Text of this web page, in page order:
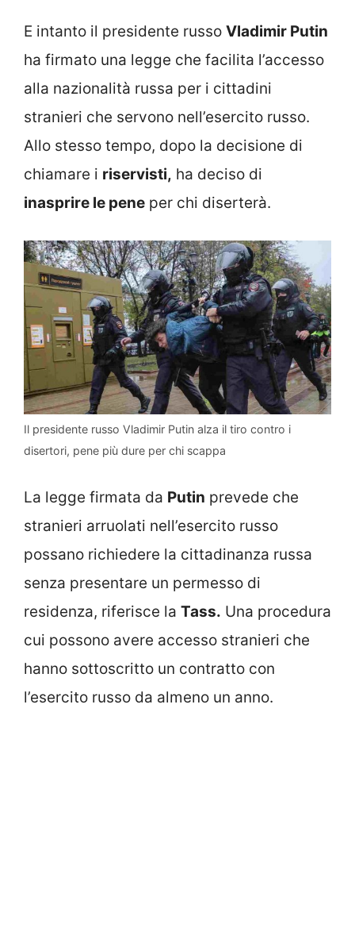
E intanto il presidente russo Vladimir Putin
ha firmato una legge che facilita l’accesso
alla nazionalità russa per i cittadini
stranieri che servono nell’esercito russo.
Allo stesso tempo, dopo la decisione di
chiamare i riservisti, ha deciso di
inasprire le pene per chi diserterà.
Il presidente russo Vladimir Putin alza il tiro contro i
disertori, pene più dure per chi scappa
La legge firmata da Putin prevede che
stranieri arruolati nell’esercito russo
possano richiedere la cittadinanza russa
senza presentare un permesso di
residenza, riferisce la Tass. Una procedura
cui possono avere accesso stranieri che
hanno sottoscritto un contratto con
l’esercito russo da almeno un anno.